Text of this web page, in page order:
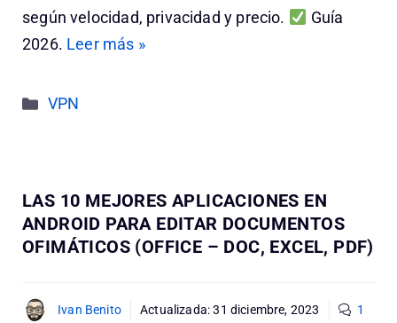
según velocidad, privacidad y precio.
Guía
2026. Leer más »
Categorías
VPN
LAS 10 MEJORES APLICACIONES EN
ANDROID PARA EDITAR DOCUMENTOS
OFIMÁTICOS (OFFICE – DOC, EXCEL, PDF)
Ivan Benito Actualizada:31 diciembre, 2023 1